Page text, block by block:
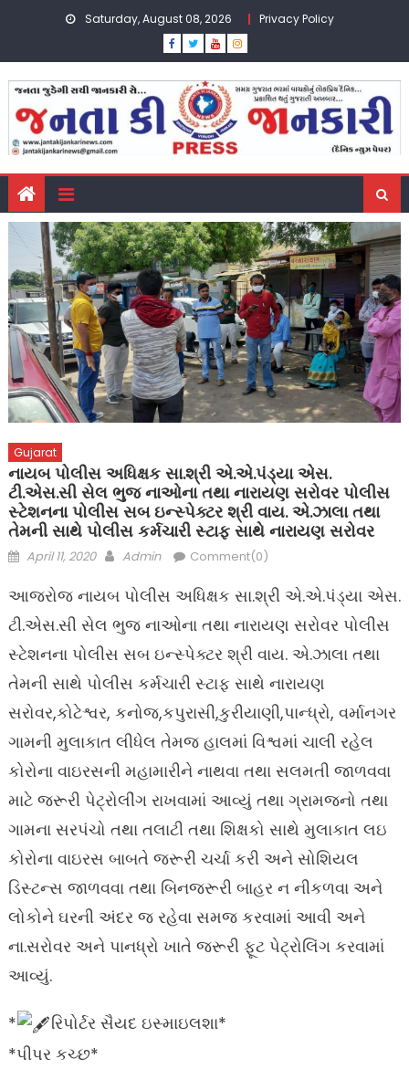
Saturday, August 08, 2026 Privacy Policy
Gujarat
નાયબ પોલીસ અધિક્ષક સા.શ્રી એ.એ.પંડ્યા એસ.
ટી.એસ.સી સેલ ભુજ નાઓના તથા નારાયણ સરોવર પોલીસ
સ્ટેશનના પોલીસ સબ ઇન્સ્પેક્ટર શ્રી વાય. એ.ઝાલા તથા
તેમની સાથે પોલીસ કર્મચારી સ્ટાફ સાથે નારાયણ સરોવર
Posted
April 11, 2020 Author
Admin Comment(0)
આજરોજ નાયબ પોલીસ અધિક્ષક સા.શ્રી એ.એ.પંડ્યા એસ.
ટી.એસ.સી સેલ ભુજ નાઓના તથા નારાયણ સરોવર પોલીસ
સ્ટેશનના પોલીસ સબ ઇન્સ્પેક્ટર શ્રી વાય. એ.ઝાલા તથા
તેમની સાથે પોલીસ કર્મચારી સ્ટાફ સાથે નારાયણ
સરોવર,કોટેશ્વર, કનોજ,કપુરાસી,કુરીયાણી,પાન્ધ્રો, વર્માનગર
ગામની મુલાકાત લીધેલ તેમજ હાલમાં વિશ્વમાં ચાલી રહેલ
કોરોના વાઇરસની મહામારીને નાથવા તથા સલમતી જાળવવા
માટે જરૂરી પેટ્રોલીંગ રાખવામાં આવ્યું તથા ગ્રામજનો તથા
ગામના સરપંચો તથા તલાટી તથા શિક્ષકો સાથે મુલાકાત લઇ
કોરોના વાઇરસ બાબતે જરૂરી ચર્ચા કરી અને સોશિયલ
ડિસ્ટન્સ જાળવવા તથા બિનજરૂરી બાહર ન નીકળવા અને
લોકોને ઘરની અંદર જ રહેવા સમજ કરવામાં આવી અને
ના.સરોવર અને પાનધ્રો ખાતે જરૂરી ફૂટ પેટ્રોલિંગ કરવામાં
આવ્યું.
*
રિપોર્ટર સૈયદ ઇસ્માઇલશા*
*પીપર કચ્છ*